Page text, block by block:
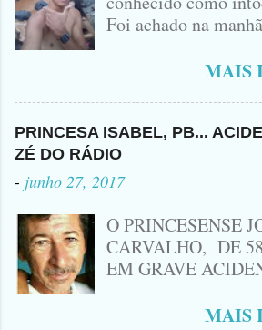
Foi achado na
no Sertão da
atingido com
Procurado pela
a Namorada dele,
Peixeira. Ele deu
na Adolescente.
MAIS
PRINCESA ISABEL, PB...
ZÉ DO RÁDIO
- junho 27, 2017
O PRINCESENSE
CARVALHO, DE
EM GRAVE
CINQUENTINHA
MAIS